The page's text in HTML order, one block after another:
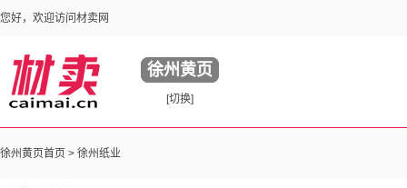
您好，欢迎访问材卖网
徐州黄页
[切换]
徐州黄页首页 > 徐州纸业